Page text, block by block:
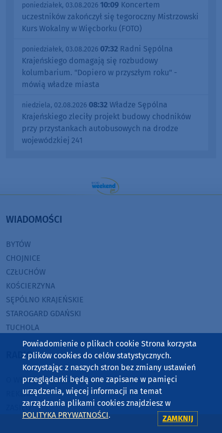
poniedziałek, 03.08.2026 10:09 Koncertem
uczestników zakończył się tegoroczny Mistrzowski
Kurs Wokalny w Więcborku (FOTO)
poniedziałek, 03.08.2026 07:32 Radni Sępólna
Krajeńskiego domagają się rozbudowy
kolumbarium. "Dopiero w przyszłym roku" -
mówią władze miasta
niedziela, 02.08.2026 08:32 Władze Sępólna
Krajeńskiego zleciły projekt budowy chodników
przy przystankach autobusowych na drodze
wojewódzkiej 241
WIADOMOŚCI
BYTÓW
CHOJNICE
CZŁUCHÓW
KOŚCIERZYNA
SĘPÓLNO KRAJEŃSKIE
STAROGARD GDAŃSKI
TUCHOLA
RADIO
O WEEKEND FM
REKLAMA
ZASIĘG
JAK SŁUCHAĆ?
Powiadomienie o plikach cookie Strona korzysta
z plików cookies do celów statystycznych.
Korzystając z naszych stron bez zmiany ustawień
przeglądarki będą one zapisane w pamięci
urządzenia, więcej informacji na temat
zarządzania plikami cookies znajdziesz w
POLITYKA PRYWATNOŚCI. ZAMKNIJ